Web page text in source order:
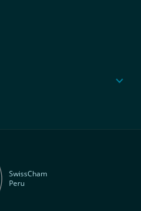
expand_more
SwissCham
Peru